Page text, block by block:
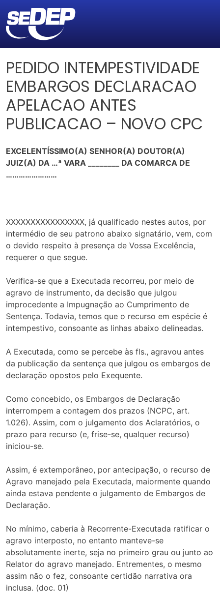
PEDIDO INTEMPESTIVIDADE
EMBARGOS DECLARACAO
APELACAO ANTES
PUBLICACAO – NOVO CPC
EXCELENTÍSSIMO(A) SENHOR(A) DOUTOR(A)
JUIZ(A) DA …ª VARA ________ DA COMARCA DE
……………………
XXXXXXXXXXXXXXXX, já qualificado nestes autos, por
intermédio de seu patrono abaixo signatário, vem, com
o devido respeito à presença de Vossa Excelência,
requerer o que segue.
Verifica-se que a Executada recorreu, por meio de
agravo de instrumento, da decisão que julgou
improcedente a Impugnação ao Cumprimento de
Sentença. Todavia, temos que o recurso em espécie é
intempestivo, consoante as linhas abaixo delineadas.
A Executada, como se percebe às fls., agravou antes
da publicação da sentença que julgou os embargos de
declaração opostos pelo Exequente.
Como concebido, os Embargos de Declaração
interrompem a contagem dos prazos (NCPC, art.
1.026). Assim, com o julgamento dos Aclaratórios, o
prazo para recurso (e, frise-se, qualquer recurso)
iniciou-se.
Assim, é extemporâneo, por antecipação, o recurso de
Agravo manejado pela Executada, maiormente quando
ainda estava pendente o julgamento de Embargos de
Declaração.
No mínimo, caberia à Recorrente-Executada ratificar o
agravo interposto, no entanto manteve-se
absolutamente inerte, seja no primeiro grau ou junto ao
Relator do agravo manejado. Entrementes, o mesmo
assim não o fez, consoante certidão narrativa ora
inclusa. (doc. 01)